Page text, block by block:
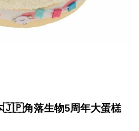
🇯🇵角落生物5周年大蛋榚